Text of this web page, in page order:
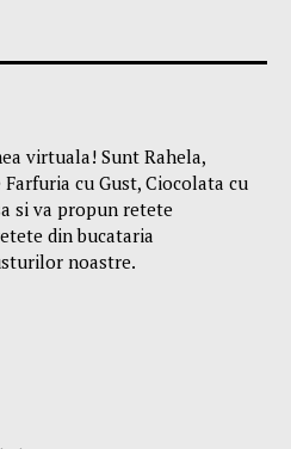
virtuala! Sunt Rahela,
cu Gust, Ciocolata cu
si va propun retete
din bucataria
noastre.